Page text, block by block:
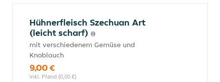
Hühnerfleisch Szechuan Art
(leicht scharf)
mit verschiedenem Gemüse und
Knoblauch
9,00 €
inkl. Pfand (0,00 €)